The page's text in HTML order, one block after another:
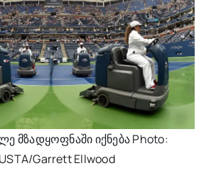
მზადყოფნაში იქნება Photo:
USTA/Garrett Ellwood